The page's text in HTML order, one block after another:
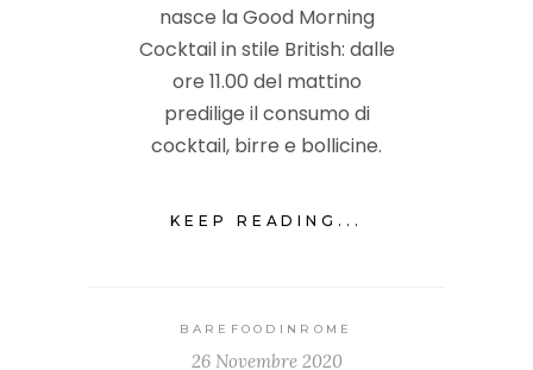
nasce la Good Morning
Cocktail in stile British: dalle
ore 11.00 del mattino
predilige il consumo di
cocktail, birre e bollicine.
KEEP READING...
BAREFOODINROME
26 Novembre 2020